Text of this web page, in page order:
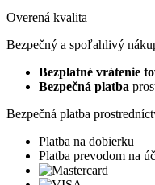
Overená kvalita
Bezpečný a spoľahlivý
Bezplatné vrátenie
Bezpečná platba
Bezpečná platba
Platba na dobierku
Platba prevodom na